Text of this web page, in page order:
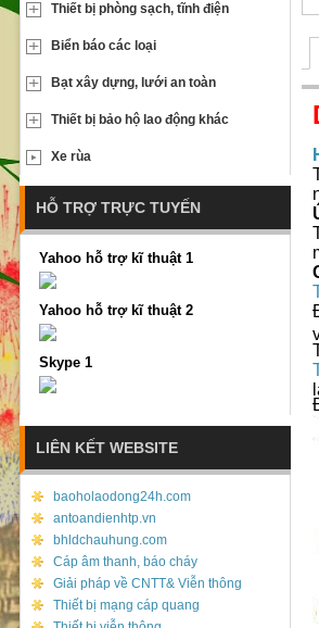
Thiết bị phòng sạch, tĩnh điện
Biển báo các loại
Bạt xây dựng, lưới an toàn
Thiết bị bảo hộ lao động khác
Xe rùa
HỖ TRỢ TRỰC TUYẾN
Yahoo hỗ trợ kĩ thuật 1
Yahoo hỗ trợ kĩ thuật 2
Skype 1
LIÊN KẾT WEBSITE
baoholaodong24h.com
antoandienhtp.vn
bhldchauhung.com
Cáp âm thanh, báo cháy
Giải pháp về CNTT& Viễn thông
Thiết bị mạng cáp quang